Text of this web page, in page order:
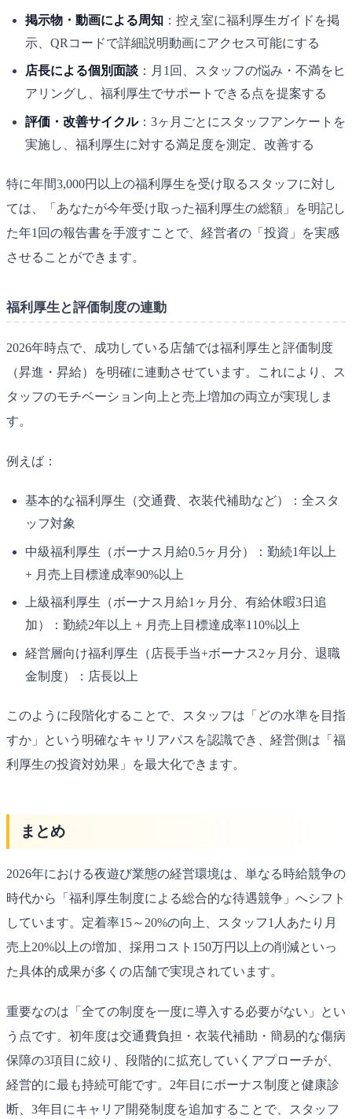
掲示物・動画による周知 ：控え室に福利厚生ガイドを掲
示、QRコードで詳細説明動画にアクセス可能にする
店長による個別面談 ：月1回、スタッフの悩み・不満をヒ
アリングし、福利厚生でサポートできる点を提案する
評価・改善サイクル：3ヶ月ごとにスタッフアンケートを
実施し、福利厚生に対する満足度を測定、改善する
特に年間3,000円以上の福利厚生を受け取るスタッフに対し
ては、「あなたが今年受け取った福利厚生の総額」を明記し
た年1回の報告書を手渡すことで、経営者の「投資」を実感
させることができます。
福利厚生と評価制度の連動
2026年時点で、成功している店舗では福利厚生と評価制度
（昇進・昇給）を明確に連動させています。これにより、ス
タッフのモチベーション向上と売上増加の両立が実現しま
す。
例えば：
基本的な福利厚生（交通費、衣装代補助など）：全スタ
ッフ対象
中級福利厚生（ボーナス月給0.5ヶ月分）：勤続1年以上
+ 月売上目標達成率90%以上
上級福利厚生（ボーナス月給1ヶ月分、有給休暇3日追
加）：勤続2年以上 + 月売上目標達成率110%以上
経営層向け福利厚生（店長手当+ボーナス2ヶ月分、退職
金制度）：店長以上
このように段階化することで、スタッフは「どの水準を目指
すか」という明確なキャリアパスを認識でき、経営側は「福
利厚生の投資対効果」を最大化できます。
まとめ
2026年における夜遊び業態の経営環境は、単なる時給競争の
時代から「福利厚生制度による総合的な待遇競争」へシフト
しています。定着率15～20%の向上、スタッフ1人あたり月
売上20%以上の増加、採用コスト150万円以上の削減といっ
た具体的成果が多くの店舗で実現されています。
重要なのは「全ての制度を一度に導入する必要がない」とい
う点です。初年度は交通費負担・衣装代補助・簡易的な傷病
保障の3項目に絞り、段階的に拡充していくアプローチが、
経営的に最も持続可能です。2年目にボーナス制度と健康診
断、3年目にキャリア開発制度を追加することで、スタッフ